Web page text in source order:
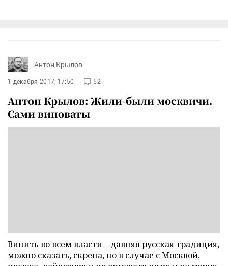
Антон Крылов
1 декабря 2017, 17:50 52
Антон Крылов: Жили-были москвичи.
Сами виноваты
Винить во всем власти – давняя русская традиция,
можно сказать, скрепа, но в случае с Москвой,